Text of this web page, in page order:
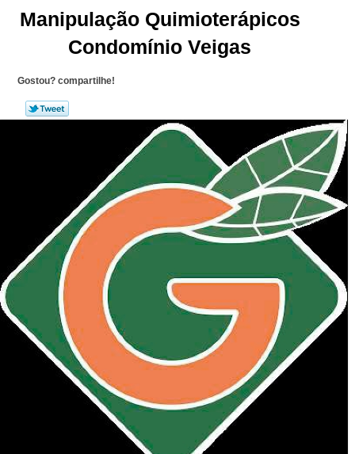
Manipulação Quimioterápicos
Condomínio Veigas
Gostou? compartilhe!